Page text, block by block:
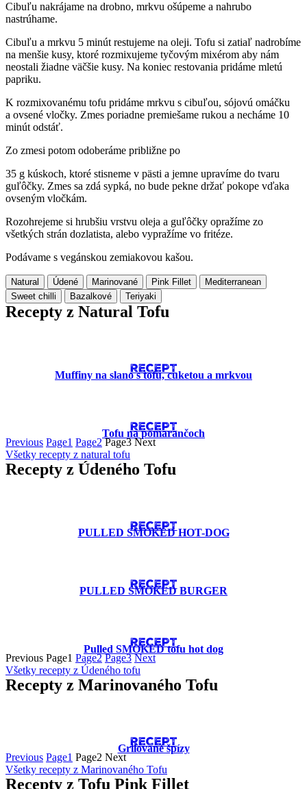
Cibuľu nakrájame na drobno, mrkvu ošúpeme a nahrubo
nastrúhame.
Cibuľu a mrkvu 5 minút restujeme na oleji. Tofu si zatiaľ nadrobíme
na menšie kusy, ktoré rozmixujeme tyčovým mixérom aby nám
neostali žiadne väčšie kusy. Na koniec restovania pridáme mletú
papriku.
K rozmixovanému tofu pridáme mrkvu s cibuľou, sójovú omáčku
a ovsené vločky. Zmes poriadne premiešame rukou a necháme 10
minút odstáť.
Zo zmesi potom odoberáme približne po
35 g kúskoch, ktoré stisneme v pästi a jemne upravíme do tvaru
guľôčky. Zmes sa zdá sypká, no bude pekne držať pokope vďaka
ovseným vločkám.
Rozohrejeme si hrubšiu vrstvu oleja a guľôčky opražíme zo
všetkých strán dozlatista, alebo vypražíme vo fritéze.
Podávame s vegánskou zemiakovou kašou.
Natural Údené Marinované Pink Fillet
Mediterranean
Sweet chilli
Bazalkové Teriyaki
Recepty z Natural Tofu
RECEPT
Muffiny na slano s tofu, cuketou a mrkvou
RECEPT
Tofu na pomarančoch
Previous Page1 Page2 Page3 Next
Všetky recepty z natural tofu
Recepty z Údeného Tofu
RECEPT
PULLED SMOKED HOT-DOG
RECEPT
PULLED SMOKED BURGER
RECEPT
Pulled SMOKED tofu hot dog
Previous Page1 Page2 Page3 Next
Všetky recepty z Údeného tofu
Recepty z Marinovaného Tofu
RECEPT
Grilované špízy
Previous Page1 Page2 Next
Všetky recepty z Marinovaného Tofu
Recepty z Tofu Pink Fillet